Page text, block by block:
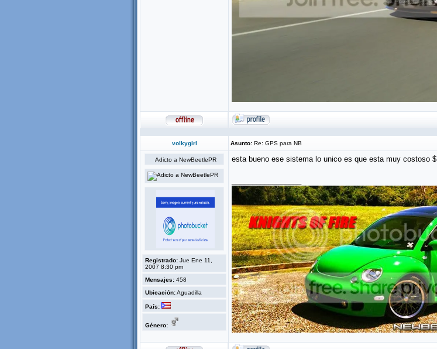
volkygirl Asunto: Re: GPS para NB
Adicto a NewBeetlePR
Registrado: Jue Ene 11,
2007 8:30 pm
Mensajes: 458
Ubicación:Aguadilla
País:
Género:
esta bueno ese sistema lo unico es que esta muy costoso $